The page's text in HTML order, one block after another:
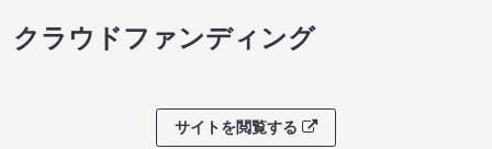
クラウドファンディング
サイトを閲覧する